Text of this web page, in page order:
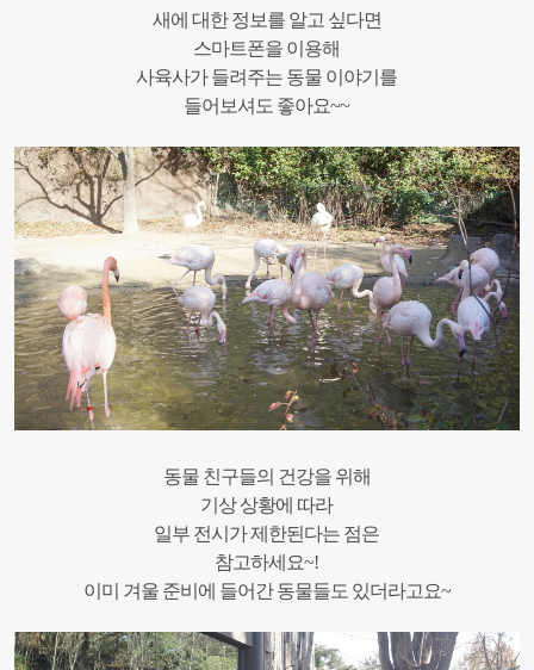
새에 대한 정보를 알고 싶다면
스마트폰을 이용해
사육사가 들려주는 동물 이야기를
들어보셔도 좋아요~~
동물 친구들의 건강을 위해
기상 상황에 따라
일부 전시가 제한된다는 점은
참고하세요~!
이미 겨울 준비에 들어간 동물들도 있더라고요~